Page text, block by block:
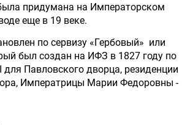
придумана на Императорском
еще в 19 веке.
по сервизу «Гербовый» или
был создан на ИФЗ в 1827 году по
для Павловского дворца, резиденции
Императрицы Марии Федоровны -